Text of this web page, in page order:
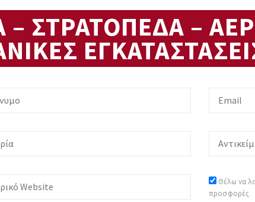
– ΣΤΡΑΤΟΠΕΔΑ –
Θέλω να
προσφορές